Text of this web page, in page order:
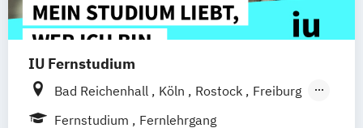
IU Fernstudium
Bad Reichenhall Köln Rostock
Freiburg
Kiel
Frankfurt am Main
Stuttgart
Fernstudium
Fernlehrgang